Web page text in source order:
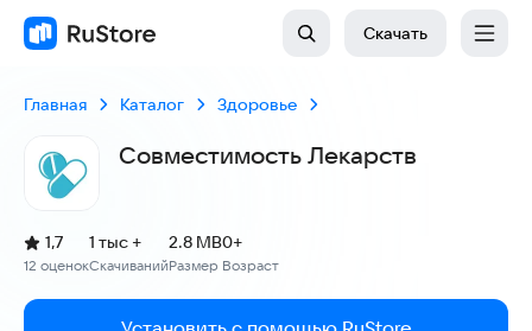
Скачать
Главная Каталог Здоровье
Совместимость Лекарств
Рейтинг:
1,7
(
12 оценок
)
Скачиваний
1 тыс +
Размер
2.8 MB
Возраст
0+